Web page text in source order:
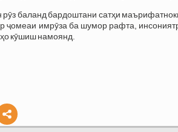
баланд бардоштани сатҳи
ҷомеаи имрӯза ба шумор рафта,
кӯшиш намоянд.